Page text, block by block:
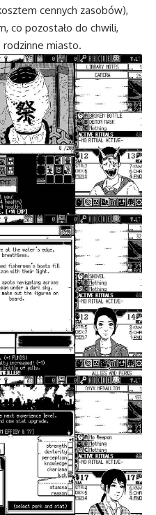
cennych zasobów),
co pozostało do chwili,
miasto.